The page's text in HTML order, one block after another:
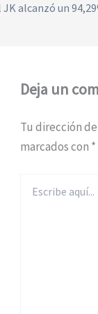
Deja un
Tu dirección
marcados con *
aquí...